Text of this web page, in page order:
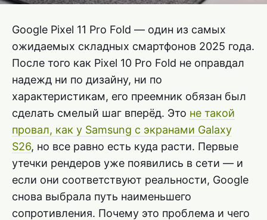
Google Pixel 11 Pro Fold — один из самых
ожидаемых складных смартфонов 2025 года.
После того как Pixel 10 Pro Fold не оправдал
надежд ни по дизайну, ни по
характеристикам, его преемник обязан был
сделать смелый шаг вперёд. Это не такой
провал, как у Samsung c экранами Galaxy
S26, но все равно есть куда расти. Первые
утечки рендеров уже появились в сети — и
если они соответствуют реальности, Google
снова выбрала путь наименьшего
сопротивления. Почему это проблема и чего